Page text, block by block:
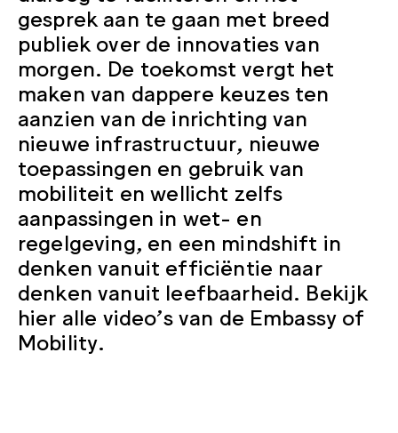
gesprek aan te gaan met breed
publiek over de innovaties van
morgen. De toekomst vergt het
maken van dappere keuzes ten
aanzien van de inrichting van
nieuwe infrastructuur, nieuwe
toepassingen en gebruik van
mobiliteit en wellicht zelfs
aanpassingen in wet- en
regelgeving, en een mindshift in
denken vanuit efficiëntie naar
denken vanuit leefbaarheid. Bekijk
hier alle video’s van de Embassy of
Mobility.